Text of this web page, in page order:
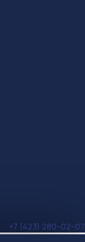
+7 (423) 280-02-07